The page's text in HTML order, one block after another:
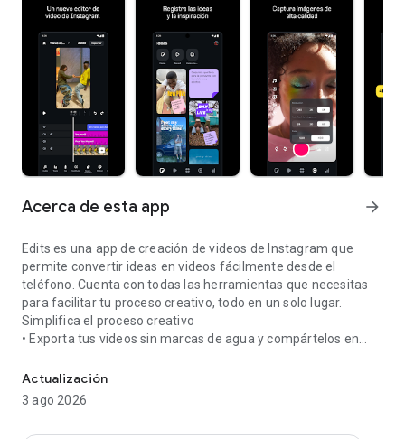
Acerca de esta app arrow_forward
Edits es una app de creación de videos de Instagram que
permite convertir ideas en videos fácilmente desde el
teléfono. Cuenta con todas las herramientas que necesitas
para facilitar tu proceso creativo, todo en un solo lugar.
Simplifica el proceso creativo
• Exporta tus videos sin marcas de agua y compártelos en
• Haz un seguimiento de todos tus borradores y videos en un
solo lugar.
• Graba clips de alta calidad de hasta 10 minutos de duración
Actualización
3 ago 2026